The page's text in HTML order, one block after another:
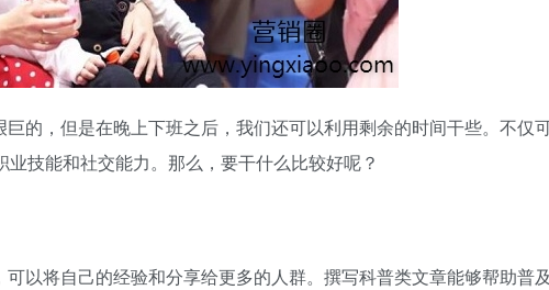
的，但是在晚上下班之后，我们还可以利用剩余的时间干些。不仅
技能和社交能力。那么， 要干什么比较好呢？
以将自己的经验和分享给更多的人群。撰写科普类文章能够帮助普